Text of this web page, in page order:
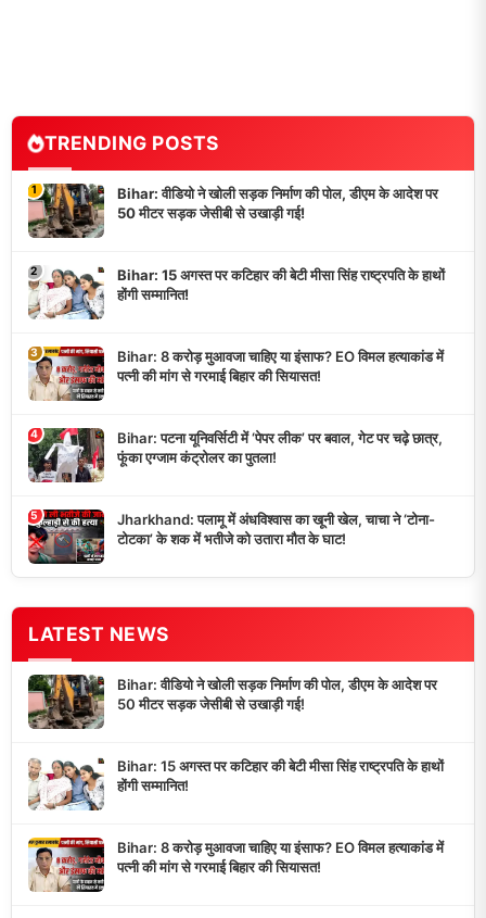
TRENDING POSTS
1
Bihar: वीडियो ने खोली सड़क निर्माण की पोल, डीएम के आदेश पर
50 मीटर सड़क जेसीबी से उखाड़ी गई!
2
Bihar: 15 अगस्त पर कटिहार की बेटी मीसा सिंह राष्ट्रपति के हाथों
होंगी सम्मानित!
3
Bihar: 8 करोड़ मुआवजा चाहिए या इंसाफ? EO विमल हत्याकांड में
पत्नी की मांग से गरमाई बिहार की सियासत!
4
Bihar: पटना यूनिवर्सिटी में ‘पेपर लीक’ पर बवाल, गेट पर चढ़े छात्र,
फूंका एग्जाम कंट्रोलर का पुतला!
5
Jharkhand: पलामू में अंधविश्वास का खूनी खेल, चाचा ने ‘टोना-
टोटका’ के शक में भतीजे को उतारा मौत के घाट!
LATEST NEWS
Bihar: वीडियो ने खोली सड़क निर्माण की पोल, डीएम के आदेश पर
50 मीटर सड़क जेसीबी से उखाड़ी गई!
Bihar: 15 अगस्त पर कटिहार की बेटी मीसा सिंह राष्ट्रपति के हाथों
होंगी सम्मानित!
Bihar: 8 करोड़ मुआवजा चाहिए या इंसाफ? EO विमल हत्याकांड में
पत्नी की मांग से गरमाई बिहार की सियासत!